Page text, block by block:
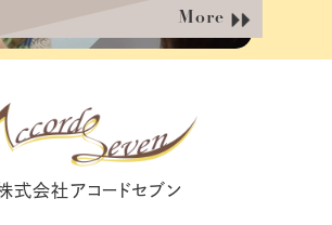
More
式会社アコードセブン